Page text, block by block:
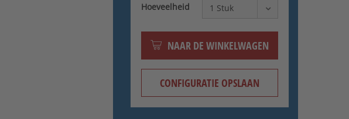
Montagemethode +0,00 €
Montage van de
+0,00 €
Uitvoering +0,00 €
Voor gebruik zonder elektrische
poortaandrijving (met krukset/slot)
Hoeveelheid
NAAR DE WINKELWAGEN
CONFIGURATIE OPSLAAN